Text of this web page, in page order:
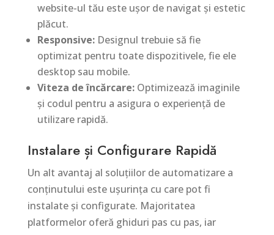
website-ul tău este ușor de navigat și estetic
plăcut.
Responsive:Designul trebuie să fie
optimizat pentru toate dispozitivele, fie ele
desktop sau mobile.
Viteza de încărcare:Optimizează imaginile
și codul pentru a asigura o experiență de
utilizare rapidă.
Instalare și Configurare Rapidă
Un alt avantaj al soluțiilor de automatizare a
conținutului este ușurința cu care pot fi
instalate și configurate. Majoritatea
platformelor oferă ghiduri pas cu pas, iar